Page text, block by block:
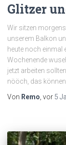
Glitzer
Wir sitzen
unserem Balkon
heute noch einmal
Wochenende
jetzt arbeiten
nööch, das können
Von Remo, vor 5